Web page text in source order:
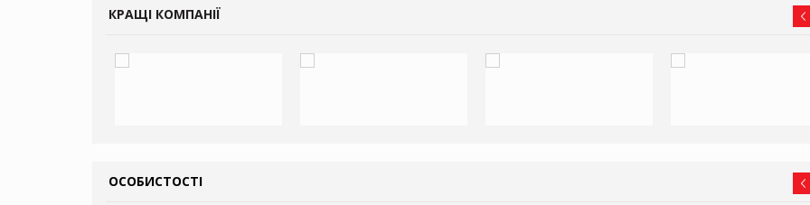
КРАЩІ КОМПАНІЇ
ОСОБИСТОСТІ